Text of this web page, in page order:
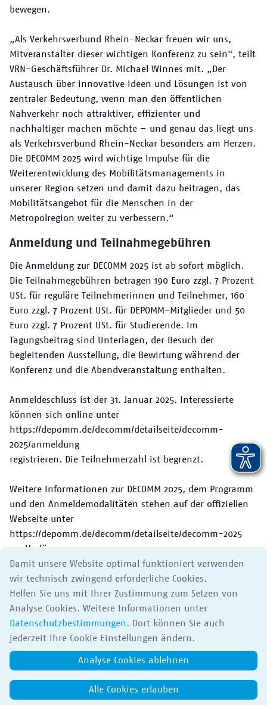
bewegen.
„Als Verkehrsverbund Rhein-Neckar freuen wir uns,
Mitveranstalter dieser wichtigen Konferenz zu sein", teilt
VRN-Geschäftsführer Dr. Michael Winnes mit. „Der
Austausch über innovative Ideen und Lösungen ist von
zentraler Bedeutung, wenn man den öffentlichen
Nahverkehr noch attraktiver, effizienter und
nachhaltiger machen möchte – und genau das liegt uns
als Verkehrsverbund Rhein-Neckar besonders am Herzen.
Die DECOMM 2025 wird wichtige Impulse für die
Weiterentwicklung des Mobilitätsmanagements in
unserer Region setzen und damit dazu beitragen, das
Mobilitätsangebot für die Menschen in der
Metropolregion weiter zu verbessern.“
Anmeldung und Teilnahmegebühren
Die Anmeldung zur DECOMM 2025 ist ab sofort möglich.
Die Teilnahmegebühren betragen 190 Euro zzgl. 7 Prozent
USt. für reguläre Teilnehmerinnen und Teilnehmer, 160
Euro zzgl. 7 Prozent USt. für DEPOMM-Mitglieder und 50
Euro zzgl. 7 Prozent USt. für Studierende. Im
Tagungsbeitrag sind Unterlagen, der Besuch der
begleitenden Ausstellung, die Bewirtung während der
Konferenz und die Abendveranstaltung enthalten.
Anmeldeschluss ist der 31. Januar 2025. Interessierte
können sich online unter
https://depomm.de/decomm/detailseite/decomm-
2025/anmeldung
registrieren. Die Teilnehmerzahl ist begrenzt.
Weitere Informationen zur DECOMM 2025, dem Programm
und den Anmeldemodalitäten stehen auf der offiziellen
Webseite unter
https://depomm.de/decomm/detailseite/decomm-2025
zur Verfügung.
Download
Pressemitteilung: DECOMM 2025 lädt nach Ludwigshafen
und Mannheim
Damit unsere Website optimal funktioniert verwenden
wir technisch zwingend erforderliche Cookies.
Helfen Sie uns mit Ihrer Zustimmung zum Setzen von
Analyse Cookies. Weitere Informationen unter
Datenschutzbestimmungen. Dort können Sie auch
jederzeit Ihre Cookie Einstellungen ändern.
Analyse Cookies ablehnen
Alle Cookies erlauben
Apps Datenschutz Barrierefreiheit
© 2017-2026 Verkehrsverbund Rhein-Neckar GmbH